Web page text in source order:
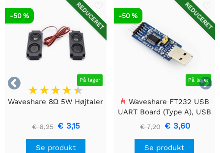


REDUCERET
På lager
-50 %
Waveshare 8Ω 5W Højtaler
€ 6,25 € 3,15
Se produkt
REDUCERET
På lager
-50 %
Waveshare FT232 USB
UART Board (Type A), USB
til TTL (UART)
kommunikationsmodul
€ 7,20 € 3,60
Se produkt